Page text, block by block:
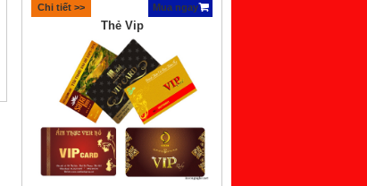
Chi tiết >> Mua ngay
Thẻ Vip